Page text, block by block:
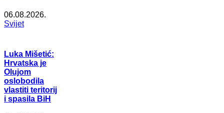
06.08.2026.
Svijet
Luka Mišetić:
Hrvatska je
Olujom
oslobodila
vlastiti teritorij
i spasila BiH